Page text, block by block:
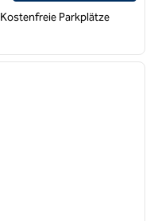
Kostenfreie Parkplätze